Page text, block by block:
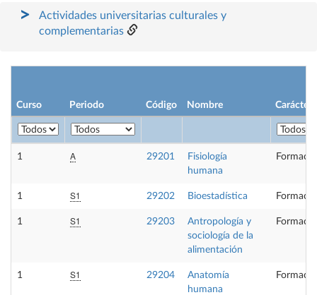
Actividades universitarias culturales y
complementarias
Curso Periodo Código Nombre Carácter
1 A 29201
Fisiología
humana
1 S1 29202 Bioestadística
1 S1 29203
Antropología y
sociología de la
alimentación
1 S1 29204
Anatomía
humana